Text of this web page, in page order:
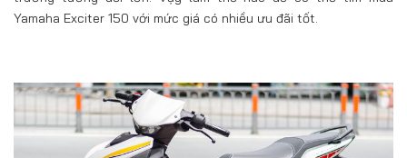
Yamaha Exciter 150 với mức giá có nhiều ưu đãi tốt.